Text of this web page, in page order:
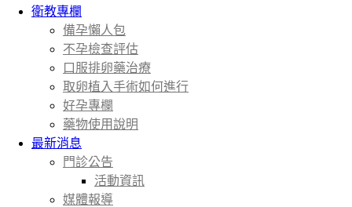
衛教專欄
備孕懶人包
不孕檢查評估
口服排卵藥治療
取卵植入手術如何進行
好孕專欄
藥物使用說明
最新消息
門診公告
活動資訊
媒體報導